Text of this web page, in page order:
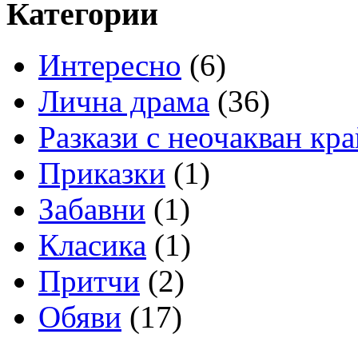
Категории
Интересно (6)
Лична драма (36)
Разкази с неочакван
Приказки (1)
Забавни (1)
Класика (1)
Притчи (2)
Обяви (17)